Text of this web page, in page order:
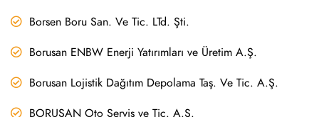
Borsen Boru San. Ve Tic. LTd. Şti.
Borusan ENBW Enerji Yatırımları ve Üretim A.Ş.
Borusan Lojistik Dağıtım Depolama Taş. Ve Tic. A.Ş.
BORUSAN Oto Servis ve Tic. A.Ş.